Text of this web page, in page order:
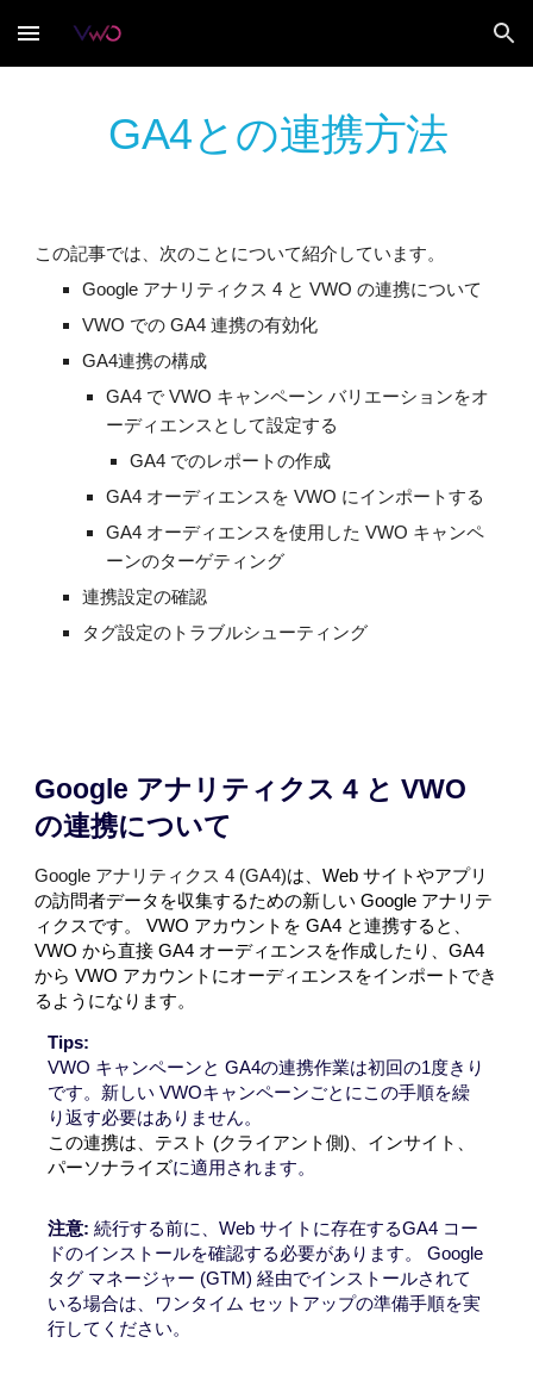
Skip to main content Skip to navigation
GA4との連携方法
この記事では、次のことについて紹介しています。
Google アナリティクス 4 と VWO の連携について
VWO での GA4 連携の有効化
GA4連携の構成
GA4 で VWO キャンペーン バリエーションをオ
ーディエンスとして設定する
GA4 でのレポートの作成
GA4 オーディエンスを VWO にインポートする
GA4 オーディエンスを使用した VWO キャンペ
ーンのターゲティング
連携設定の確認
タグ設定のトラブルシューティング
Google アナリティクス 4 と VWO
の連携について
Google アナリティクス 4 (GA4)は、Web サイトやアプリ
の訪問者データを収集するための新しい Google アナリテ
ィクスです。 VWO アカウントを GA4 と連携すると、
VWO から直接 GA4 オーディエンスを作成したり、GA4
から VWO アカウントにオーディエンスをインポートでき
るようになります。
Tips:
VWO キャンペーンと GA4の連携作業は初回の1度きり
です。新しい VWOキャンペーンごとにこの手順を繰
り返す必要はありません。
この連携は、テスト (クライアント側)、インサイト、
パーソナライズに適用されます。
注意:続行する前に、Web サイトに存在するGA4 コー
ドのインストールを確認する必要があります。 Google
タグ マネージャー (GTM) 経由でインストールされて
いる場合は、ワンタイム セットアップの準備手順を実
行してください。